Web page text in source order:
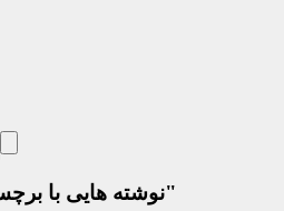
نوشته هایی با برچسب "افشانک اسپری آب"